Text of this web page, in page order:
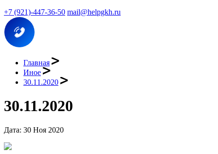
+7 (921)-447-36-50 mail@helpgkh.ru
Главная
Иное
30.11.2020
30.11.2020
Дата: 30 Ноя 2020